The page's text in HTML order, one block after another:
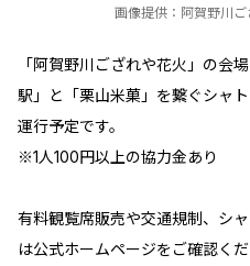
画像提供：阿賀野川
「阿賀野川ござれや花火」の会
駅」と「栗山米菓」を繋ぐシャ
運行予定です。
※1人100円以上の協力金あり
有料観覧席販売や交通規制、シ
は公式ホームページをご確認くだ